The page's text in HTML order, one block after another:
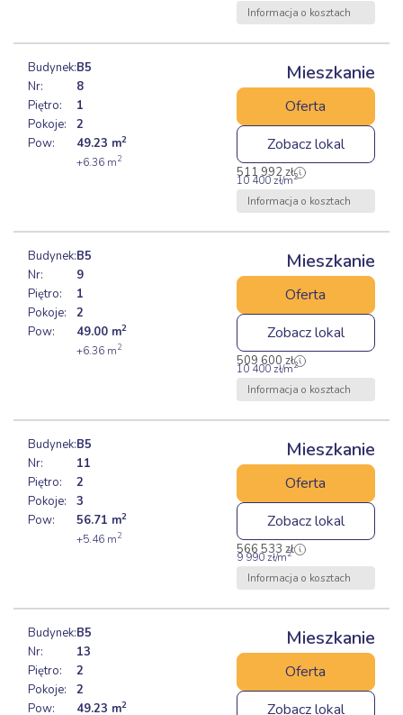
Informacja o kosztach
Budynek:
Nr:
Piętro:
Pokoje:
Pow:
B5
8
1
2
49.23 m2
+6.36 m2
Mieszkanie
Oferta
Zobacz lokal
511 992zł
10 400zł/m2
Informacja o kosztach
Budynek:
Nr:
Piętro:
Pokoje:
Pow:
B5
9
1
2
49.00 m2
+6.36 m2
Mieszkanie
Oferta
Zobacz lokal
509 600 zł
10 400zł/m2
Informacja o kosztach
Budynek:
Nr:
Piętro:
Pokoje:
Pow:
B5
11
2
3
56.71 m2
+5.46 m2
Mieszkanie
Oferta
Zobacz lokal
566 533 zł
9 990zł/m2
Informacja o kosztach
Budynek:
Nr:
Piętro:
Pokoje:
Pow:
B5
13
2
2
49.23 m2
Mieszkanie
Oferta
Zobacz lokal